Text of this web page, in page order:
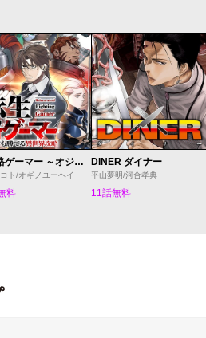
転生格ゲーマー ～オジでも勝てる異世界攻略～
ト/オギノユーヘイ
料
DINER ダイナー
平山夢明/河合孝典
11話無料
ジャンプ